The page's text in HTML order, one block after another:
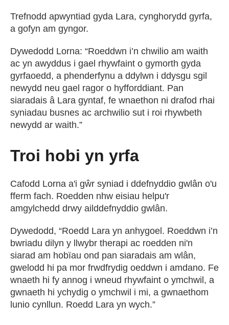
Trefnodd apwyntiad gyda Lara, cynghorydd gyrfa,
a gofyn am gyngor.
Dywedodd Lorna: “Roeddwn i’n chwilio am waith
ac yn awyddus i gael rhywfaint o gymorth gyda
gyrfaoedd, a phenderfynu a ddylwn i ddysgu sgil
newydd neu gael ragor o hyfforddiant. Pan
siaradais â Lara gyntaf, fe wnaethon ni drafod rhai
syniadau busnes ac archwilio sut i roi rhywbeth
newydd ar waith.”
Troi hobi yn yrfa
Cafodd Lorna a'i gŵr syniad i ddefnyddio gwlân o'u
fferm fach. Roedden nhw eisiau helpu'r
amgylchedd drwy ailddefnyddio gwlân.
Dywedodd, “Roedd Lara yn anhygoel. Roeddwn i’n
bwriadu dilyn y llwybr therapi ac roedden ni'n
siarad am hobïau ond pan siaradais am wlân,
gwelodd hi pa mor frwdfrydig oeddwn i amdano. Fe
wnaeth hi fy annog i wneud rhywfaint o ymchwil, a
gwnaeth hi ychydig o ymchwil i mi, a gwnaethom
lunio cynllun. Roedd Lara yn wych.”